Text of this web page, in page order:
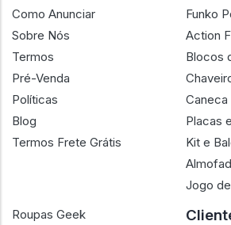
Como Anunciar
Sobre Nós
Termos
Pré-Venda
Políticas
Blog
Termos Frete Grátis
Funko
Action
Blocos
Placas
Kit e
Jogo
Roupas Geek